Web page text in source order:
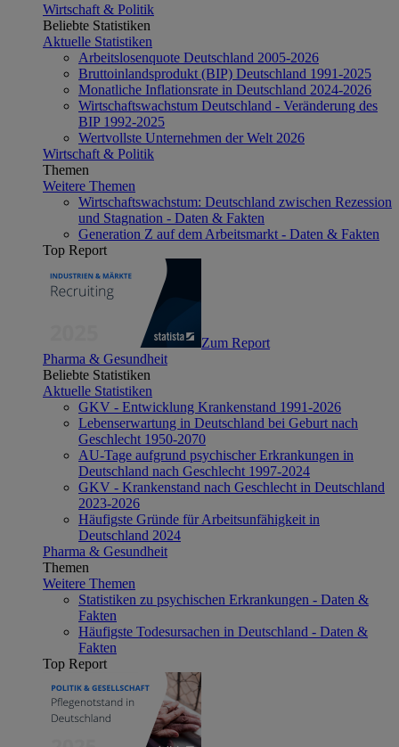
Wirtschaft & Politik
Beliebte Statistiken
Aktuelle Statistiken
Arbeitslosenquote Deutschland 2005-2026
Bruttoinlandsprodukt (BIP) Deutschland 1991-2025
Monatliche Inflationsrate in Deutschland 2024-2026
Wirtschaftswachstum Deutschland - Veränderung des
BIP 1992-2025
Wertvollste Unternehmen der Welt 2026
Wirtschaft & Politik
Themen
Weitere Themen
Wirtschaftswachstum: Deutschland zwischen Rezession
und Stagnation - Daten & Fakten
Generation Z auf dem Arbeitsmarkt - Daten & Fakten
Top Report
Zum Report
Pharma & Gesundheit
Beliebte Statistiken
Aktuelle Statistiken
GKV - Entwicklung Krankenstand 1991-2026
Lebenserwartung in Deutschland bei Geburt nach
Geschlecht 1950-2070
AU-Tage aufgrund psychischer Erkrankungen in
Deutschland nach Geschlecht 1997-2024
GKV - Krankenstand nach Geschlecht in Deutschland
2023-2026
Häufigste Gründe für Arbeitsunfähigkeit in
Deutschland 2024
Pharma & Gesundheit
Themen
Weitere Themen
Statistiken zu psychischen Erkrankungen - Daten &
Fakten
Häufigste Todesursachen in Deutschland - Daten &
Fakten
Top Report